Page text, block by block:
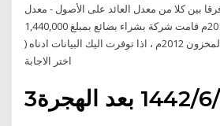
بين كلا من معدل العائد على الأصول - معدل
دوران الأصول ؟ خلال 2012م قامت شركة بشراء بضائع بمبلغ 1,440,000
ريال ، ما هو معدل دوران المخزون 2012م ، اذا توفرت اليك البيانات ادناه (
اختر الاجابة
3‏‏/6‏‏/1442 بعد الهجرة